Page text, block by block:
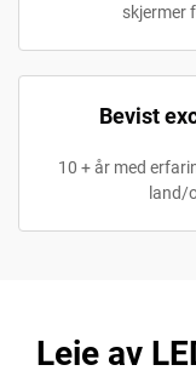
skjermer
Bevist
10 + år med
land/
Leie av